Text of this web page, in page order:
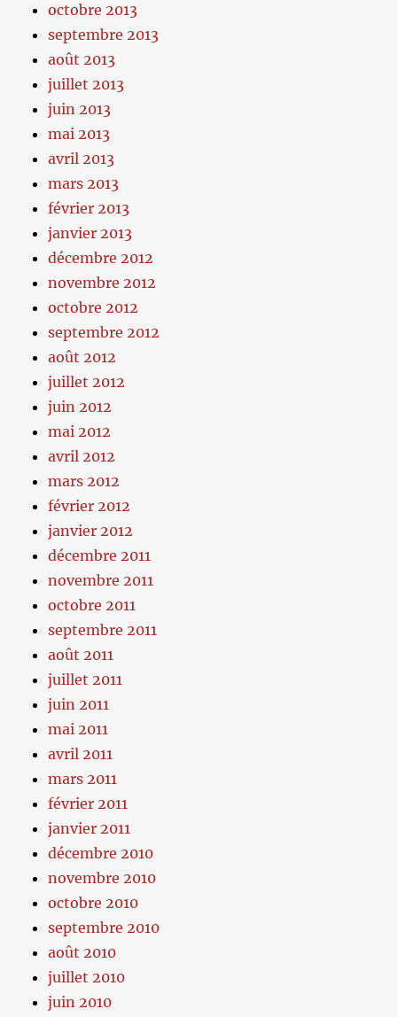
octobre 2013
septembre 2013
août 2013
juillet 2013
juin 2013
mai 2013
avril 2013
mars 2013
février 2013
janvier 2013
décembre 2012
novembre 2012
octobre 2012
septembre 2012
août 2012
juillet 2012
juin 2012
mai 2012
avril 2012
mars 2012
février 2012
janvier 2012
décembre 2011
novembre 2011
octobre 2011
septembre 2011
août 2011
juillet 2011
juin 2011
mai 2011
avril 2011
mars 2011
février 2011
janvier 2011
décembre 2010
novembre 2010
octobre 2010
septembre 2010
août 2010
juillet 2010
juin 2010